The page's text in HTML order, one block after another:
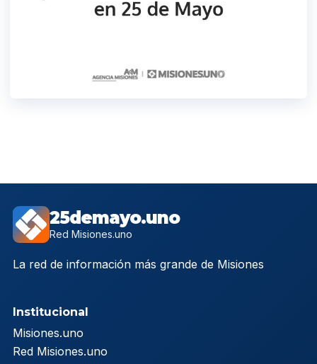
25demayo.uno
Red Misiones.uno
La red de información más grande de Misiones
Institucional
Misiones.uno
Red Misiones.uno